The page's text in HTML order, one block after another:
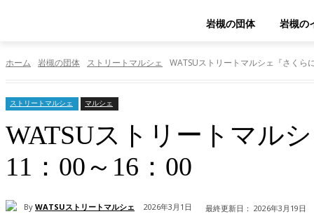
岩槻の団体 岩槻の
ホーム 岩槻の団体 ストリートマルシェ WATSUストリートマルシェ『さく
ストリートマルシェ マルシェ
WATSUストリートマル
11：00～16：00
By WATSUストリートマルシェ 2026年3月1日 最終更新日： 2026年3月19日